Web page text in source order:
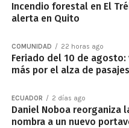
Incendio forestal en El
alerta en Quito
COMUNIDAD 22 horas ago
Feriado del 10 de
más por el alza de pasajes
ECUADOR 2 días ago
Daniel Noboa reorganiza
nombra a un nuevo